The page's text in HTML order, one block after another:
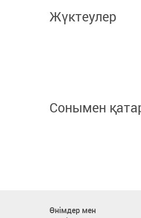
Жүктеулер
Сонымен
Өнімдер мен